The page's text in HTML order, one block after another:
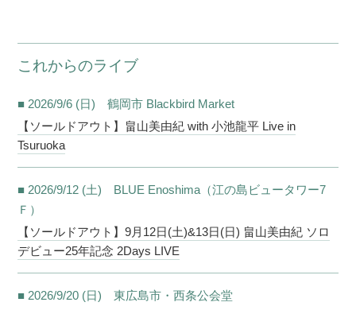
これからのライブ
■ 2026/9/6 (日) 鶴岡市 Blackbird Market
【ソールドアウト】畠山美由紀 with 小池龍平 Live in
Tsuruoka
■ 2026/9/12 (土) BLUE Enoshima（江の島ビュータワー7
Ｆ）
【ソールドアウト】9月12日(土)&13日(日) 畠山美由紀 ソロ
デビュー25年記念 2Days LIVE
■ 2026/9/20 (日) 東広島市・西条公会堂